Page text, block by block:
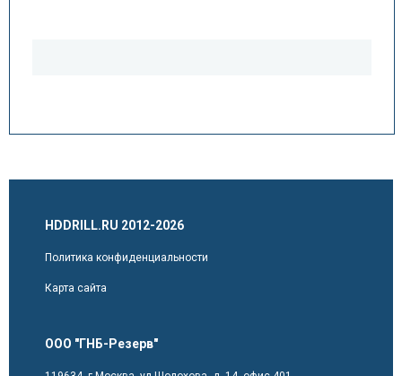
HDDRILL.RU 2012-2026
Политика конфиденциальности
Карта сайта
ООО "ГНБ-Резерв"